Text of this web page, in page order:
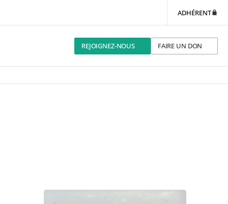
ADHÉRENT
REJOIGNEZ-NOUS FAIRE UN DON